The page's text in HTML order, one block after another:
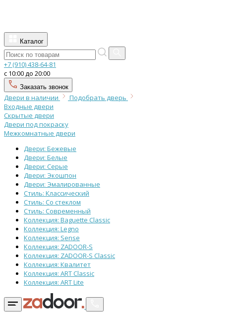
Каталог
+7 (910) 438-64-81
с 10:00 до 20:00
Заказать звонок
Двери в наличии
Подобрать дверь
Входные двери
Скрытые двери
Двери под покраску
Межкомнатные двери
Двери: Бежевые
Двери: Белые
Двери: Серые
Двери: Экошпон
Двери: Эмалированные
Стиль: Классический
Стиль: Со стеклом
Стиль: Современный
Коллекция: Baguette Classic
Коллекция: Legno
Коллекция: Sense
Коллекция: ZADOOR-S
Коллекция: ZADOOR-S Classic
Коллекция: Квалитет
Коллекция: ART Classic
Коллекция: ART Lite